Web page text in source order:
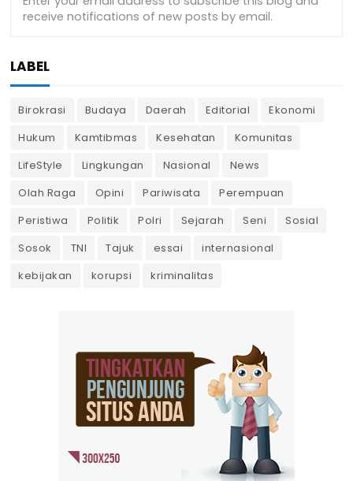
LABEL
Birokrasi Budaya Daerah Editorial
Ekonomi
Hukum
Kamtibmas Kesehatan
Komunitas
LifeStyle
Lingkungan Nasional
News
Olah Raga
Opini Pariwisata
Perempuan
Peristiwa
Politik Polri Sejarah Seni
Sosial
Sosok
TNI Tajuk essai
internasional
kebijakan
korupsi kriminalitas